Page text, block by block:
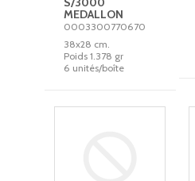
MEDALLON
0003300770670
38x28 cm.
Poids 1.378 gr
6 unités/boîte